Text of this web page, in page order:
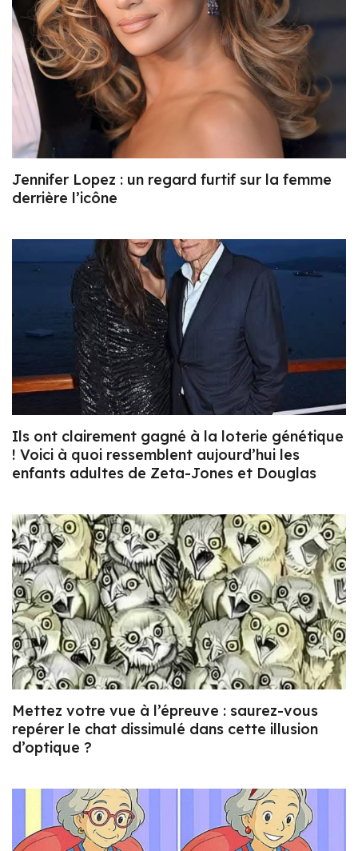
Jennifer Lopez : un regard furtif sur la femme
derrière l’icône
Ils ont clairement gagné à la loterie génétique
! Voici à quoi ressemblent aujourd’hui les
enfants adultes de Zeta-Jones et Douglas
Mettez votre vue à l’épreuve : saurez-vous
repérer le chat dissimulé dans cette illusion
d’optique ?